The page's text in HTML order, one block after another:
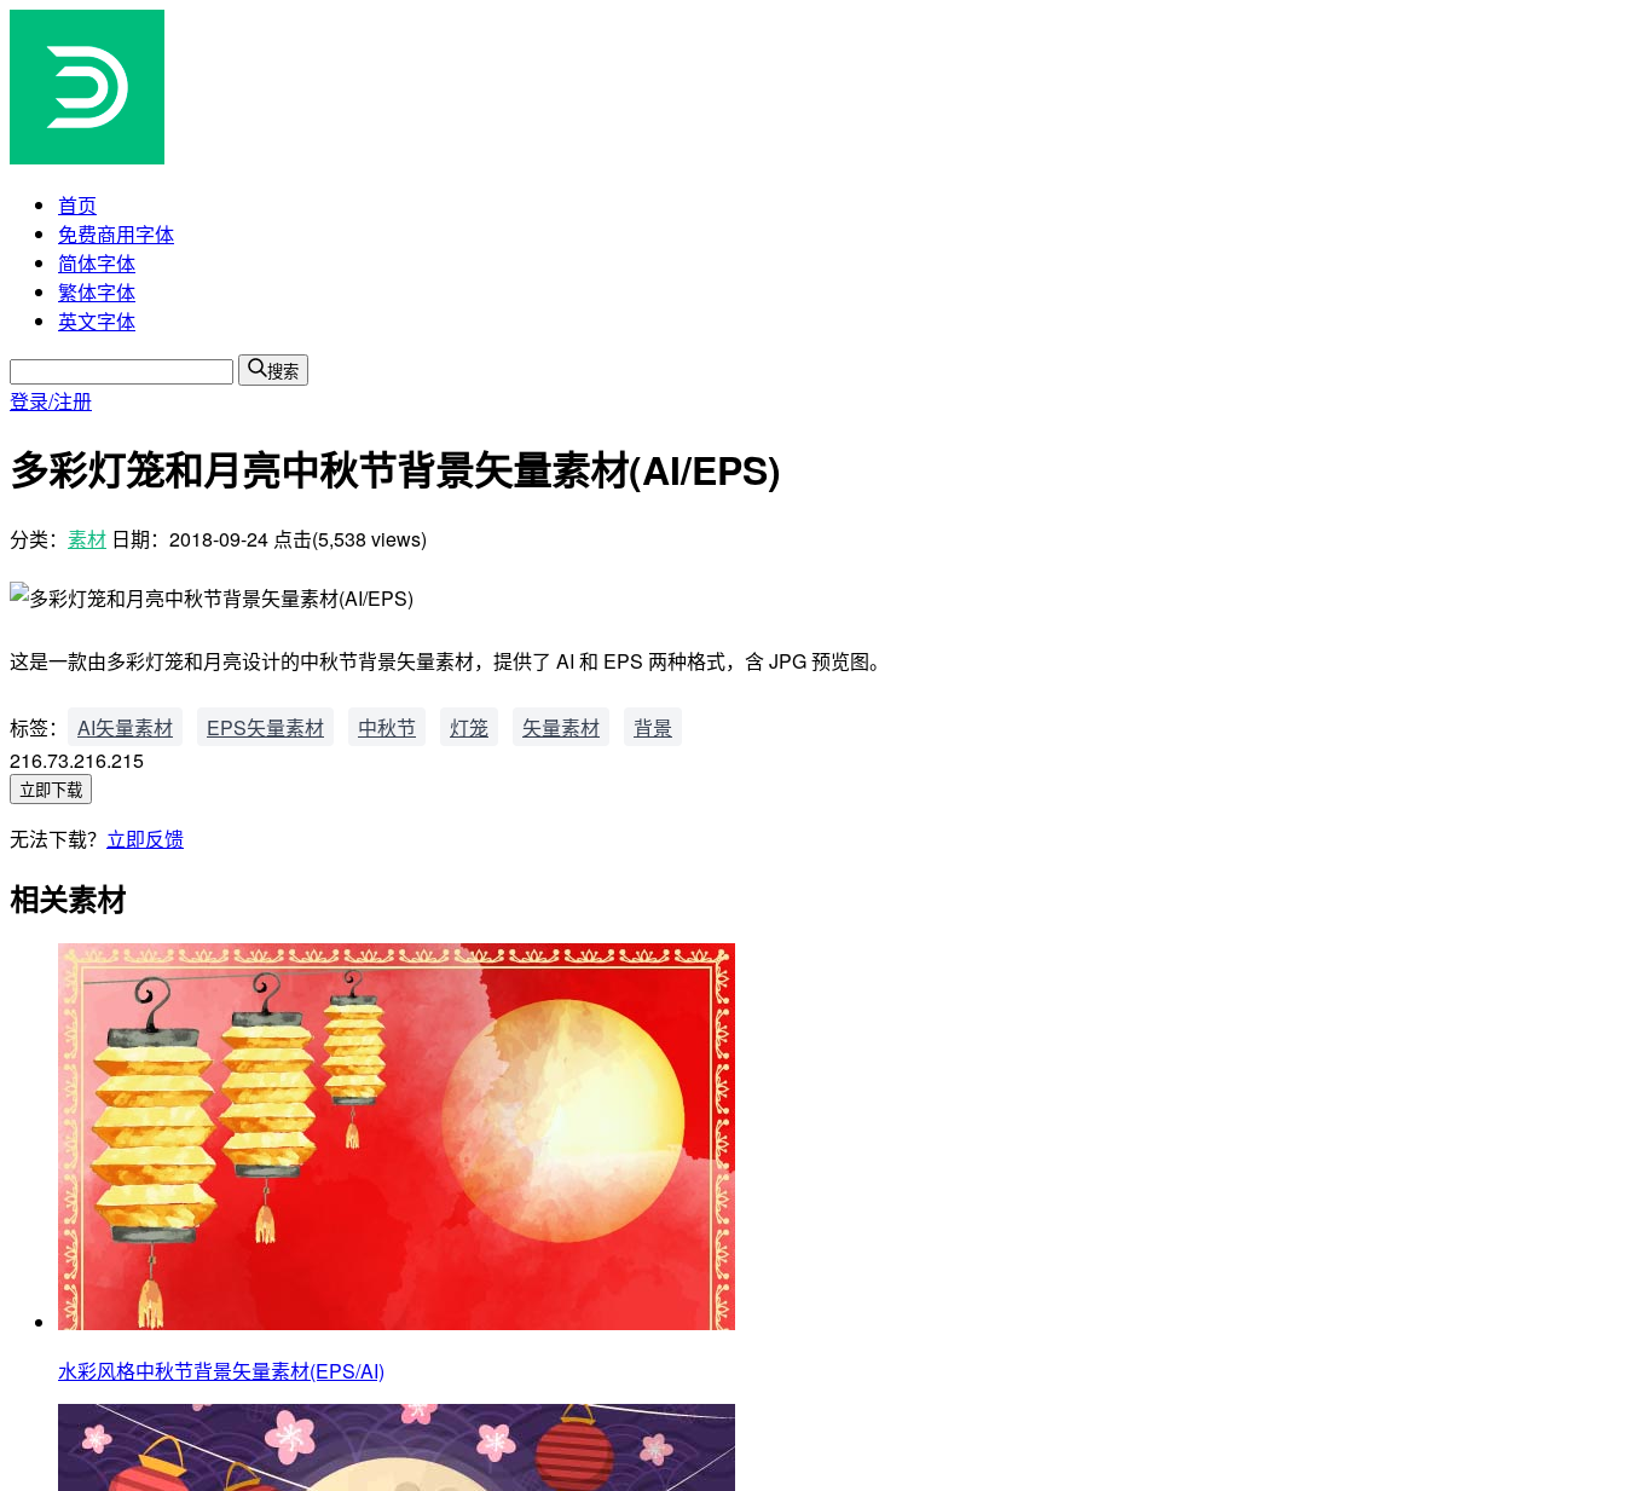
首页
免费商用字体
简体字体
繁体字体
英文字体
搜索
登录/注册
多彩灯笼和月亮中秋节背景矢量素材(AI/EPS)
分类： 素材 日期： 2018-09-24 点击(5,538 views)
这是一款由多彩灯笼和月亮设计的中秋节背景矢量素材，提供了 AI 和 EPS 两种格式，含 JPG 预览图。
标签： AI矢量素材 EPS矢量素材 中秋节 灯笼 矢量素材
背景
216.73.216.215
立即下载
无法下载？ 立即反馈
相关素材
水彩风格中秋节背景矢量素材(EPS/AI)